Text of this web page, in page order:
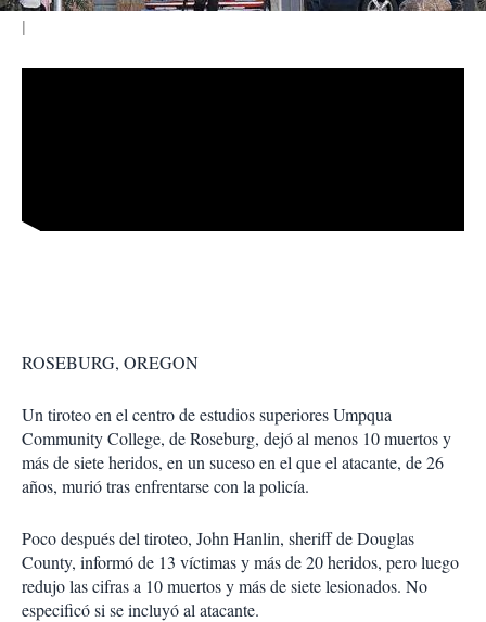
ROSEBURG, OREGON
Un tiroteo en el centro de estudios superiores Umpqua
Community College, de Roseburg, dejó al menos 10 muertos y
más de siete heridos, en un suceso en el que el atacante, de 26
años, murió tras enfrentarse con la policía.
Poco después del tiroteo, John Hanlin, sheriff de Douglas
County, informó de 13 víctimas y más de 20 heridos, pero luego
redujo las cifras a 10 muertos y más de siete lesionados. No
especificó si se incluyó al atacante.